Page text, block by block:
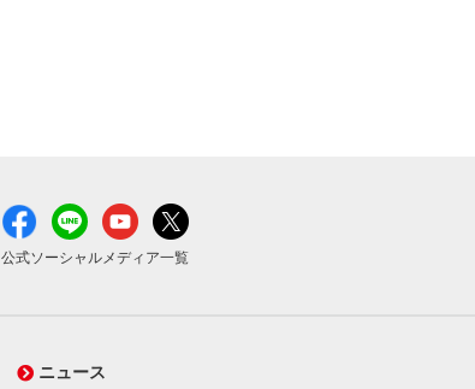
公式ソーシャルメディア一覧
ニュース